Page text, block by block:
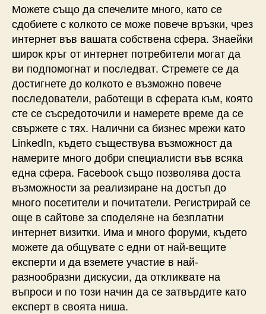
Можете също да спечелите много, като се
сдобиете с колкото се може повече връзки, чрез
интернет във вашата собствена сфера. Знаейки
широк кръг от интернет потребители могат да
ви подпомогнат и последват. Стремете се да
достигнете до колкото е възможно повече
последователи, работещи в сферата към, която
сте се съсредоточили и намерете време да се
свържете с тях. Налични са бизнес мрежи като
LinkedIn, където съществува възможност да
намерите много добри специалисти във всяка
една сфера. Facebook също позволява доста
възможности за реализиране на достъп до
много посетители и почитатели. Регистрирай се
още в сайтове за споделяне на безплатни
интернет визитки. Има и много форуми, където
можете да общувате с едни от най-вещите
експерти и да вземете участие в най-
разнообразни дискусии, да откликвате на
въпроси и по този начин да се затвърдите като
експерт в своята ниша.